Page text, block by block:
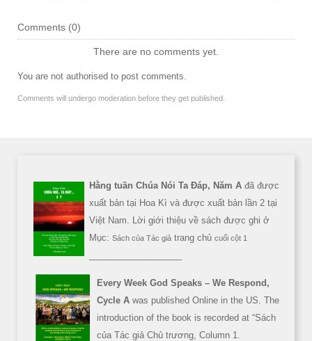
Comments (0)
There are no comments yet.
You are not authorised to post comments.
Comments will undergo moderation before they get published.
Hằng tuần Chúa Nói Ta Đáp, Năm A đã được
xuất bản tại Hoa Kì và được xuất bản lần 2 tại
Việt Nam. Lời giới thiệu về sách được ghi ở
Mục: Sách của Tác giả trang chủ cuối cột 1
Every Week God Speaks – We Respond,
Cycle A was published Online in the US. The
introduction of the book is recorded at “Sách
của Tác giả Chủ trương, Column 1.